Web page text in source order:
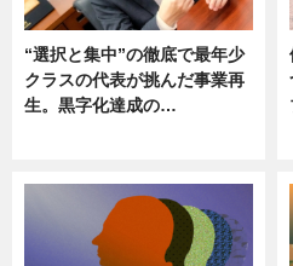
“選択と集中”の徹底で最年少
クラスの代表が挑んだ事業再
生。黒字化達成の…